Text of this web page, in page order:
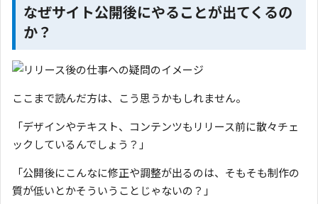
なぜサイト公開後にやることが出てくるの
か？
ここまで読んだ方は、こう思うかもしれません。
「デザインやテキスト、コンテンツもリリース前に散々チェ
ックしているんでしょう？」
「公開後にこんなに修正や調整が出るのは、そもそも制作の
質が低いとかそういうことじゃないの？」